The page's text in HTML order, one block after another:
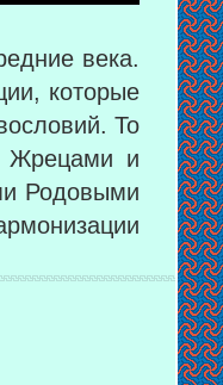
века.
которые
То
Жрецами и
Родовыми